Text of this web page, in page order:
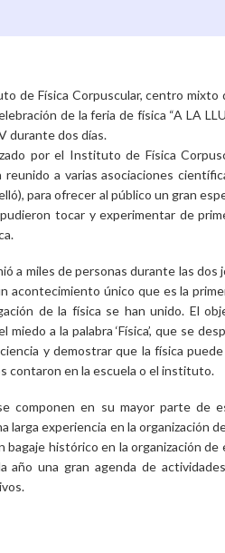
de Física Corpuscular, centro
de la feria de física “A LA
durante dos días.
por el Instituto de Física
reunido a varias asociaciones
para ofrecer al público un gran
tocar y experimentar de
a miles de personas durante las dos
acontecimiento único que es la
de la física se han unido. El
a la palabra ‘Física’, que se
y demostrar que la física
contaron en la escuela o el instituto.
componen en su mayor parte de
larga experiencia en la organización
bagaje histórico en la organización
año una gran agenda de